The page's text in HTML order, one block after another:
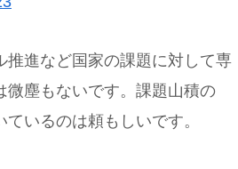
推進など国家の課題に対して専
微塵もないです。課題山積の
いるのは頼もしいです。